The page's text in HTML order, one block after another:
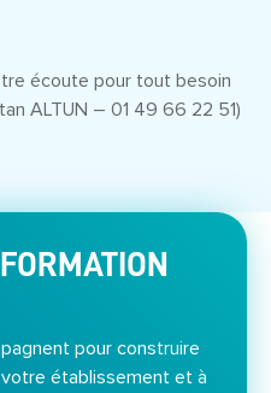
écoute pour tout besoin
ALTUN – 01 49 66 22 51)
pour construire
établissement et à